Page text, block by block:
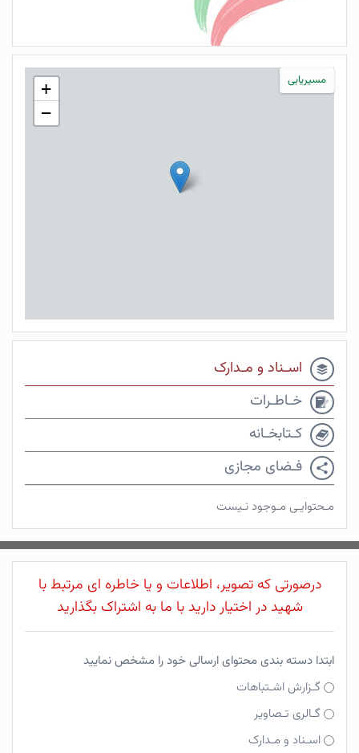
مسیریابی
+
−
اسـناد و مـدارک
خـاطـرات
کـتابخـانه
فـضای مجازی
مـحتوایـی مـوجود نـیست
درصورتی که تصویر، اطلاعات و یا خاطره ای مرتبط با
شهید در اختیار دارید با ما به اشتراک بگذارید
ابتدا دسته بندی محتوای ارسالی خود را مشخص نمایید
گـزارش اشـتباهات
گـالری تـصاویر
اسـناد و مـدارک